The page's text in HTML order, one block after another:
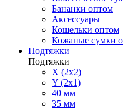
Бананки оптом
Аксессуары
Кошельки оптом
Кожаные сумки
Подтяжки
Подтяжки
X (2x2)
Y (2x1)
40 мм
35 мм